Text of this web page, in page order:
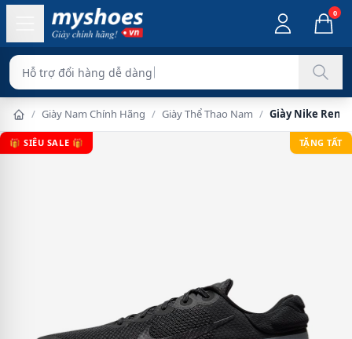
0
Hỗ trợ đổi hàng dễ dàng
/ Giày Nam Chính Hãng / Giày Thể Thao Nam / Giày Nike
🎁 SIÊU SALE 🎁 TẶNG TẤT